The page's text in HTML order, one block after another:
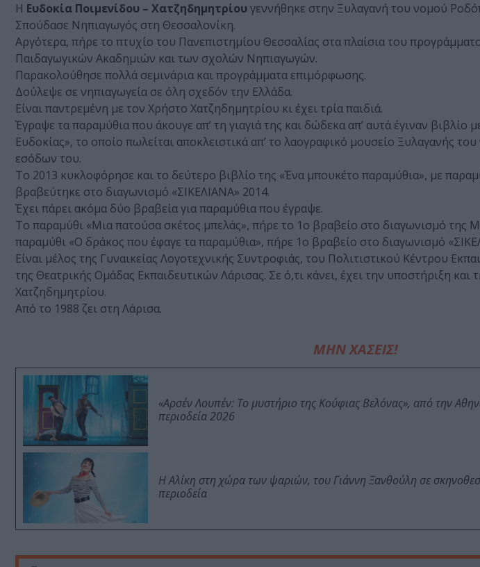
Η Ευδοκία Ποιμενίδου – Χατζηδημητρίου γεννήθηκε στην Ξυλαγανή του νομού
Σπούδασε Νηπιαγωγός στη Θεσσαλονίκη.
Αργότερα, πήρε το πτυχίο του Πανεπιστημίου Θεσσαλίας στα πλαίσια του
Παιδαγωγικών Ακαδημιών και των σχολών Νηπιαγωγών.
Παρακολούθησε πολλά σεμινάρια και προγράμματα επιμόρφωσης.
Δούλεψε σε νηπιαγωγεία σε όλη σχεδόν την Ελλάδα.
Είναι παντρεμένη με τον Χρήστο Χατζηδημητρίου κι έχει τρία παιδιά.
Έγραψε τα παραμύθια που άκουγε απ’ τη γιαγιά της και δώδεκα απ’ αυτά έγιναν βιβλίο
Ευδοκίας», το οποίο πωλείται αποκλειστικά απ’ το λαογραφικό μουσείο Ξυλαγανής
εσόδων του.
Το 2013 κυκλοφόρησε και το δεύτερο βιβλίο της «Ένα μπουκέτο παραμύθια», με
βραβεύτηκε στο διαγωνισμό «ΣΙΚΕΛΙΑΝΑ» 2014.
Έχει πάρει ακόμα δύο βραβεία για παραμύθια που έγραψε.
Το παραμύθι «Μια πατούσα σκέτος μπελάς», πήρε το 1ο βραβείο στο διαγωνισμό
παραμύθι «Ο δράκος που έφαγε τα παραμύθια», πήρε 1ο βραβείο στο διαγωνισμό
Είναι μέλος της Γυναικείας Λογοτεχνικής Συντροφιάς, του Πολιτιστικού Κέντρου
της Θεατρικής Ομάδας Εκπαιδευτικών Λάρισας. Σε ό,τι κάνει, έχει την υποστήριξη
Χατζηδημητρίου.
Από το 1988 ζει στη Λάρισα.
ΜΗΝ ΧΑΣΕΙΣ!
«Αρσέν Λουπέν: Το μυστήριο της Κούφιας Βελόνας», από την
περιοδεία 2026
Η Αλίκη στη χώρα των ψαριών, του Γιάννη Ξανθούλη σε
περιοδεία